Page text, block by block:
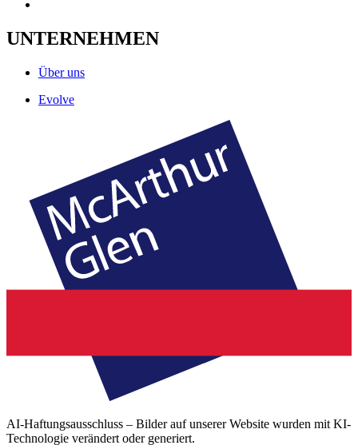
UNTERNEHMEN
Über uns
Evolve
AI-Haftungsausschluss – Bilder auf unserer Website wurden mit KI-
Technologie verändert oder generiert.